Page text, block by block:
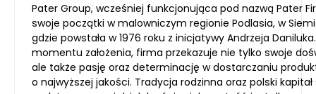
Pater Group, wcześniej funkcjonująca pod nazwą Pater
swoje początki w malowniczym regionie Podlasia, w
gdzie powstała w 1976 roku z inicjatywy Andrzeja
momentu założenia, firma przekazuje nie tylko swoje
ale także pasję oraz determinację w dostarczaniu
o najwyższej jakości. Tradycja rodzinna oraz polski